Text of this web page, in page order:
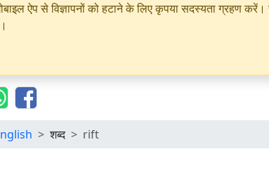
ऐप से विज्ञापनों को हटाने के लिए कृपया सदस्यता ग्रहण
शब्द rift